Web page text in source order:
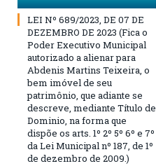
LEI Nº 689/2023, DE 07 DE
DEZEMBRO DE 2023 (Fica o
Poder Executivo Municipal
autorizado a alienar para
Abdenis Martins Teixeira, o
bem imóvel de seu
patrimônio, que adiante se
descreve, mediante Título de
Dominio, na forma que
dispõe os arts. 1º 2º 5º 6º e 7º
da Lei Municipal nº 187, de 1º
de dezembro de 2009.)